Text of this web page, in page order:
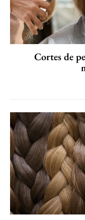
Cortes de